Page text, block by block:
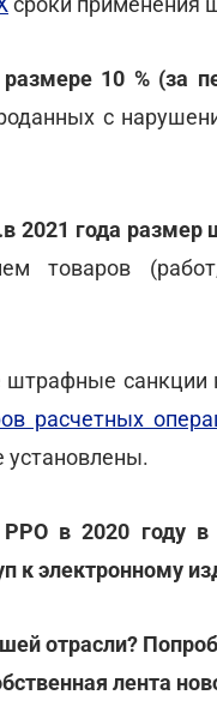
10 % (за
с
2021 года размер
товаров
штрафные
расчетных
установлены.
РРО в 2020 году в
к электронному
отрасли?
лента